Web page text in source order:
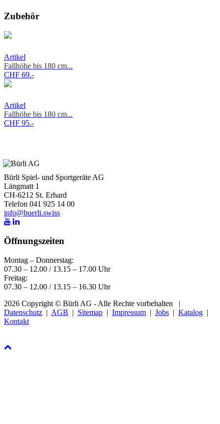
Zubehör
Artikel
Fallhöhe bis 180 cm...
CHF 69.-
Artikel
Fallhöhe bis 180 cm...
CHF 95.-
Bürli Spiel- und Sportgeräte AG
Längmatt 1
CH-6212 St. Erhard
Telefon 041 925 14 00
info@buerli.swiss
Öffnungszeiten
Montag – Donnerstag:
07.30 – 12.00 / 13.15 – 17.00 Uhr
Freitag:
07.30 – 12.00 / 13.15 – 16.30 Uhr
2026 Copyright © Bürli AG - Alle Rechte vorbehalten |
Datenschutz | AGB | Sitemap | Impressum | Jobs | Katalog |
Kontakt